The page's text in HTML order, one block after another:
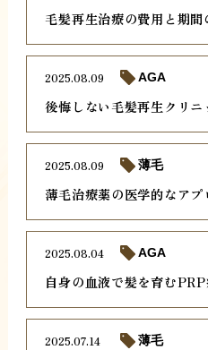
毛髪再生治療の費用と期間
後悔しない毛髪再生クリ
2025.08.09 AGA
薄毛治療薬の医学的なアプ
2025.08.09 薄毛
自身の血液で髪を育む
2025.08.04 AGA
2025.07.14 薄毛